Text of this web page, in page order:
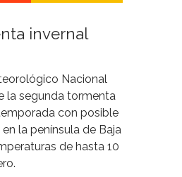
invernal
Nacional
la segunda tormenta
con posible
la península de Baja
de hasta 10